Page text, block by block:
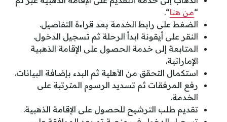
“من هنا“.
الضغط على رابط الخدمة بعد قراءة التفاصيل.
النقر على أيقونة ابدأ الرحلة ثم تسجيل الدخول.
المتابعة إلى خدمة الحصول على الإقامة الذهبية
الإماراتية.
استكمال التحقق من الأهلية ثم البدء بإضافة البيانات.
رفع المرفقات ثم تسديد الرسوم المترتبة على
الخدمة.
تقديم طلب الترشيح للحصول على الإقامة الذهبية.